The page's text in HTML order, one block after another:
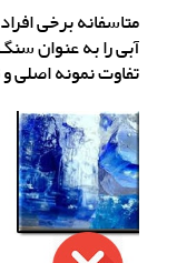
متاسفانه برخی
آبی را به عنوان
تفاوت نمونه اصلی